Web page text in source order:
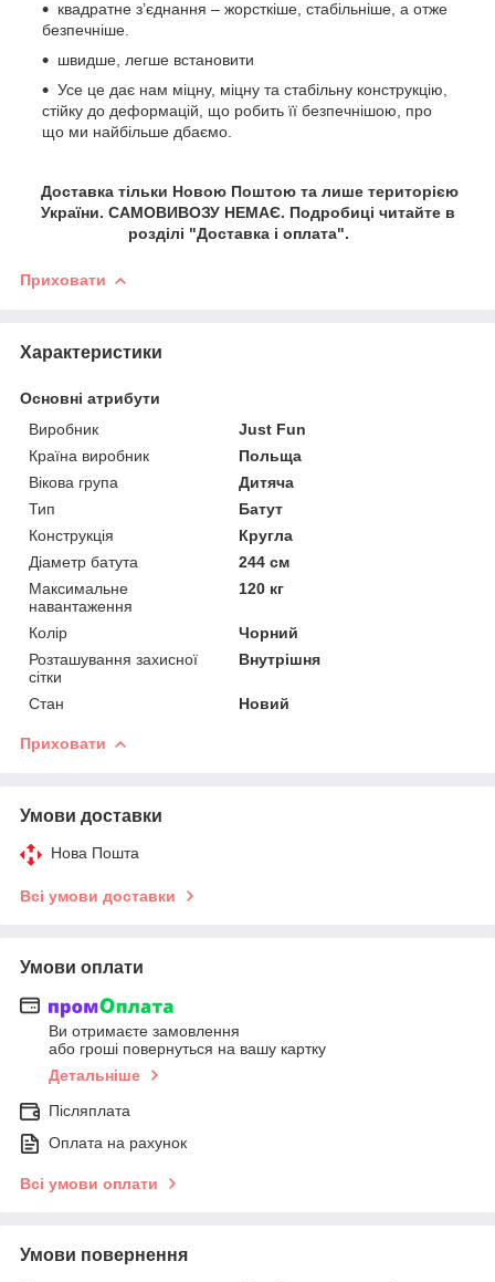
квадратне з’єднання – жорсткіше, стабільніше, а отже
безпечніше.
швидше, легше встановити
Усе це дає нам міцну, міцну та стабільну конструкцію,
стійку до деформацій, що робить її безпечнішою, про
що ми найбільше дбаємо.
Доставка тільки Новою Поштою та лише територією
України. САМОВИВОЗУ НЕМАЄ. Подробиці читайте в
розділі "Доставка і оплата".
Приховати
Характеристики
Основні атрибути
Виробник
Just Fun
Країна виробник
Польща
Вікова група
Дитяча
Тип
Батут
Конструкція
Кругла
Діаметр батута
244 см
Максимальне
навантаження
120 кг
Колір
Чорний
Розташування захисної
сітки
Внутрішня
Стан Новий
Приховати
Умови доставки
Нова Пошта
Всі умови доставки
Умови оплати
Ви отримаєте замовлення
або гроші повернуться на вашу картку
Детальніше
Післяплата
Оплата на рахунок
Всі умови оплати
Умови повернення